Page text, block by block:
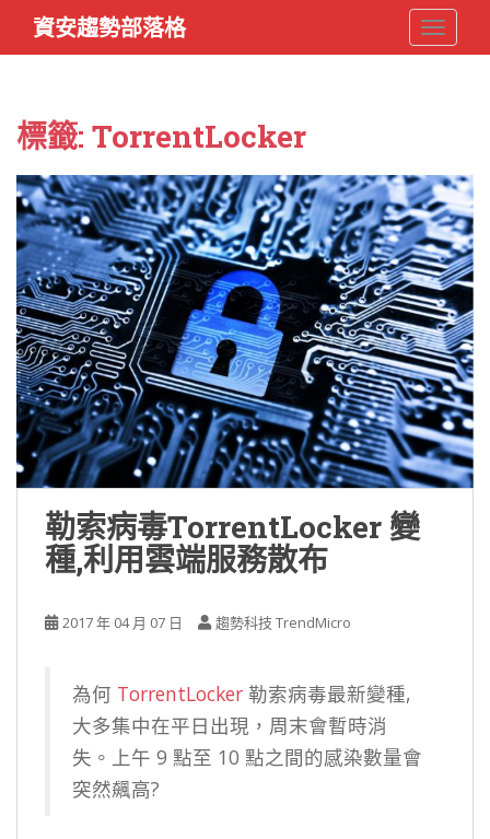
i
資安趨勢部落格
標籤: TorrentLocker
勒索病毒TorrentLocker 變
種,利用雲端服務散布
2017 年 04 月 07 日 趨勢科技 TrendMicro
為何 TorrentLocker 勒索病毒最新變種,
大多集中在平日出現，周末會暫時消
失。上午 9 點至 10 點之間的感染數量會
突然飆高?